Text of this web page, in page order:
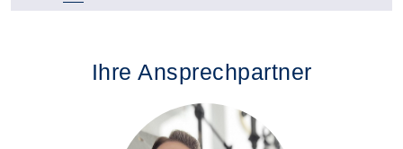
Ihre Ansprechpartner